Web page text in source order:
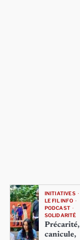
INITIATIVES
LE FIL INFO
PODCAST
SOLIDARITÉ
Précarité,
canicule,